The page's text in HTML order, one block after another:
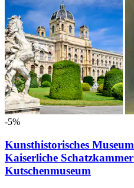
-5%
Kunsthistorisches
Kaiserliche
Kutschenmuseum